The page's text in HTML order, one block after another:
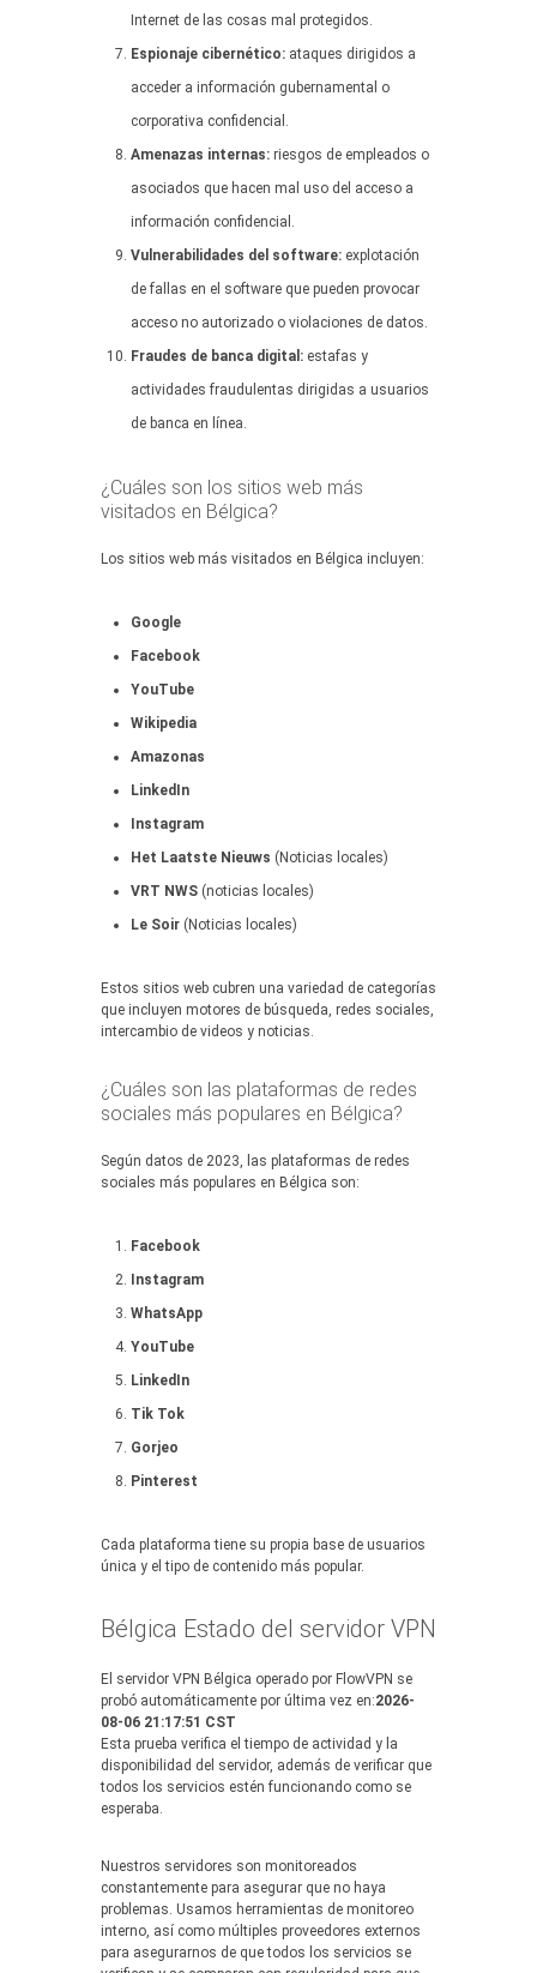
Internet de las cosas mal protegidos.
Espionaje cibernético: ataques dirigidos a
acceder a información gubernamental o
corporativa confidencial.
Amenazas internas: riesgos de empleados o
asociados que hacen mal uso del acceso a
información confidencial.
Vulnerabilidades del software: explotación
de fallas en el software que pueden provocar
acceso no autorizado o violaciones de datos.
Fraudes de banca digital: estafas y
actividades fraudulentas dirigidas a usuarios
de banca en línea.
¿Cuáles son los sitios web más
visitados en Bélgica?
Los sitios web más visitados en Bélgica incluyen:
Google
Facebook
YouTube
Wikipedia
Amazonas
LinkedIn
Instagram
Het Laatste Nieuws (Noticias locales)
VRT NWS (noticias locales)
Le Soir (Noticias locales)
Estos sitios web cubren una variedad de categorías
que incluyen motores de búsqueda, redes sociales,
intercambio de videos y noticias.
¿Cuáles son las plataformas de redes
sociales más populares en Bélgica?
Según datos de 2023, las plataformas de redes
sociales más populares en Bélgica son:
Facebook
Instagram
WhatsApp
YouTube
LinkedIn
Tik Tok
Gorjeo
Pinterest
Cada plataforma tiene su propia base de usuarios
única y el tipo de contenido más popular.
Bélgica Estado del servidor VPN
El servidor VPN Bélgica operado por FlowVPN se
probó automáticamente por última vez en:2026-
08-06 21:17:51 CST
Esta prueba verifica el tiempo de actividad y la
disponibilidad del servidor, además de verificar que
todos los servicios estén funcionando como se
esperaba.
Nuestros servidores son monitoreados
constantemente para asegurar que no haya
problemas. Usamos herramientas de monitoreo
interno, así como múltiples proveedores externos
para asegurarnos de que todos los servicios se